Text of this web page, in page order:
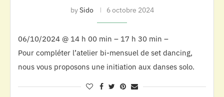
bySido 6 octobre 2024
06/10/2024 @ 14 h 00 min – 17 h 30 min –
Pour compléter l’atelier bi-mensuel de set dancing,
nous vous proposons une initiation aux danses solo.